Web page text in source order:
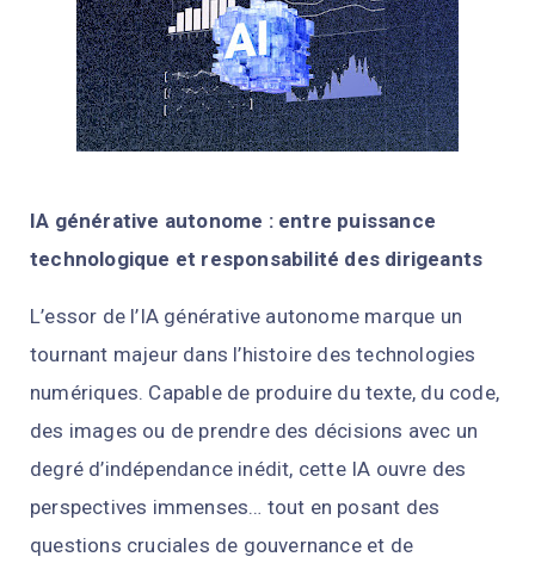
IA générative autonome : entre puissance
technologique et responsabilité des dirigeants
L’essor de l’IA générative autonome marque un
tournant majeur dans l’histoire des technologies
numériques. Capable de produire du texte, du code,
des images ou de prendre des décisions avec un
degré d’indépendance inédit, cette IA ouvre des
perspectives immenses… tout en posant des
questions cruciales de gouvernance et de